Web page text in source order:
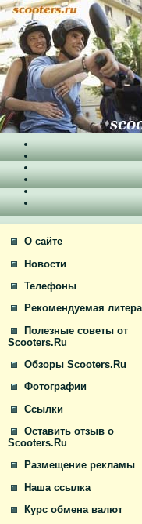
О сайте
Новости
Телефоны
Рекомендуемая
Полезные советы от
Scooters.Ru
Обзоры Scooters.Ru
Фотографии
Ссылки
Оставить отзыв о
Scooters.Ru
Размещение рекламы
Наша ссылка
Курс обмена валют